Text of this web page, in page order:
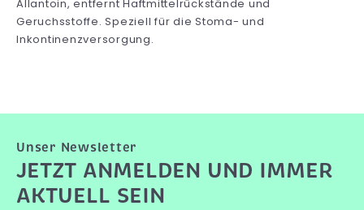
Allantoin, entfernt Haftmittelrückstände und
Geruchsstoffe. Speziell für die Stoma- und
Inkontinenzversorgung.
Unser Newsletter
JETZT ANMELDEN UND IMMER
AKTUELL SEIN